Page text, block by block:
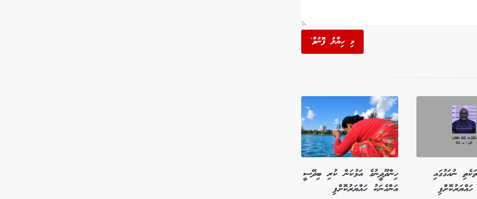
މި ހިޔާލު ފޮނުވާ'
ނުއަގުގައި
ހިންދޫދީނުގެ އަޅުކަން ކުރި ބިދޭސީ
އަންހެނަކު ހައްޔަރުކޮށްފި